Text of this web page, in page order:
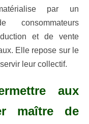
par un
consommateurs
et de vente
Elle repose sur le
leur collectif.
aux
maître de